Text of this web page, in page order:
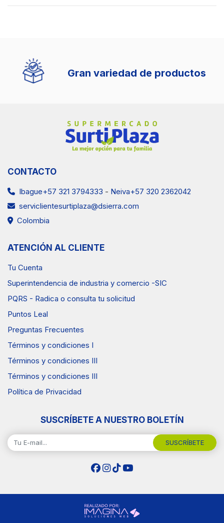
Gran variedad de productos
CONTACTO
Ibague+57 321 3794333 - Neiva+57 320 2362042
serviclientesurtiplaza@dsierra.com
Colombia
ATENCIÓN AL CLIENTE
Tu Cuenta
Superintendencia de industria y comercio -SIC
PQRS - Radica o consulta tu solicitud
Puntos Leal
Preguntas Frecuentes
Términos y condiciones I
Términos y condiciones III
Términos y condiciones III
Política de Privacidad
SUSCRÍBETE A NUESTRO BOLETÍN
SUSCRÍBETE